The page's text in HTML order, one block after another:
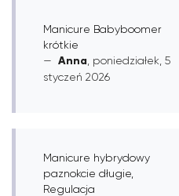
Manicure Babyboomer
krótkie
Anna , poniedziałek, 5
styczeń 2026
Manicure hybrydowy
paznokcie długie,
Regulacja